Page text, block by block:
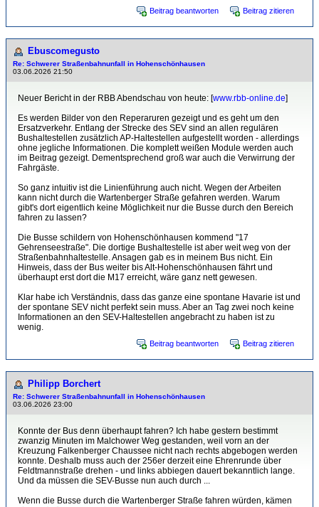
Beitrag beantworten Beitrag zitieren
Ebuscomegusto
Re: Schwerer Straßenbahnunfall in Hohenschönhausen
03.06.2026 21:50
Neuer Bericht in der RBB Abendschau von heute: [www.rbb-online.de]
Es werden Bilder von den Reperaruren gezeigt und es geht um den
Ersatzverkehr. Entlang der Strecke des SEV sind an allen regulären
Bushaltestellen zusätzlich AP-Haltestellen aufgestellt worden - allerdings
ohne jegliche Informationen. Die komplett weißen Module werden auch
im Beitrag gezeigt. Dementsprechend groß war auch die Verwirrung der
Fahrgäste.
So ganz intuitiv ist die Linienführung auch nicht. Wegen der Arbeiten
kann nicht durch die Wartenberger Straße gefahren werden. Warum
gibt's dort eigentlich keine Möglichkeit nur die Busse durch den Bereich
fahren zu lassen?
Die Busse schildern von Hohenschönhausen kommend "17
Gehrenseestraße". Die dortige Bushaltestelle ist aber weit weg von der
Straßenbahnhaltestelle. Ansagen gab es in meinem Bus nicht. Ein
Hinweis, dass der Bus weiter bis Alt-Hohenschönhausen fährt und
überhaupt erst dort die M17 erreicht, wäre ganz nett gewesen.
Klar habe ich Verständnis, dass das ganze eine spontane Havarie ist und
der spontane SEV nicht perfekt sein muss. Aber an Tag zwei noch keine
Informationen an den SEV-Haltestellen angebracht zu haben ist zu
wenig.
Beitrag beantworten Beitrag zitieren
Philipp Borchert
Re: Schwerer Straßenbahnunfall in Hohenschönhausen
03.06.2026 23:00
Konnte der Bus denn überhaupt fahren? Ich habe gestern bestimmt
zwanzig Minuten im Malchower Weg gestanden, weil vorn an der
Kreuzung Falkenberger Chaussee nicht nach rechts abgebogen werden
konnte. Deshalb muss auch der 256er derzeit eine Ehrenrunde über
Feldtmannstraße drehen - und links abbiegen dauert bekanntlich lange.
Und da müssen die SEV-Busse nun auch durch ...
Wenn die Busse durch die Wartenberger Straße fahren würden, kämen